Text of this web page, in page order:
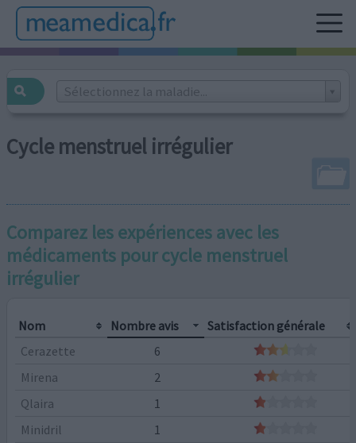
Sélectionnez la maladie...
Cycle menstruel irrégulier
Comparez les expériences avec les
médicaments pourcycle menstruel
irrégulier
Nom Nombre avis
Satisfaction générale
Cerazette
6
Mirena
2
Qlaira
1
Minidril
1